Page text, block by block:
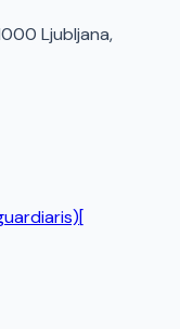
Ljubljana,